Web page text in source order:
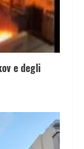
e degli